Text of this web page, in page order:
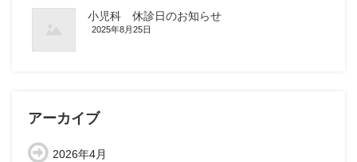
小児科 休診日のお知らせ
2025年8月25日
アーカイブ
2026年4月